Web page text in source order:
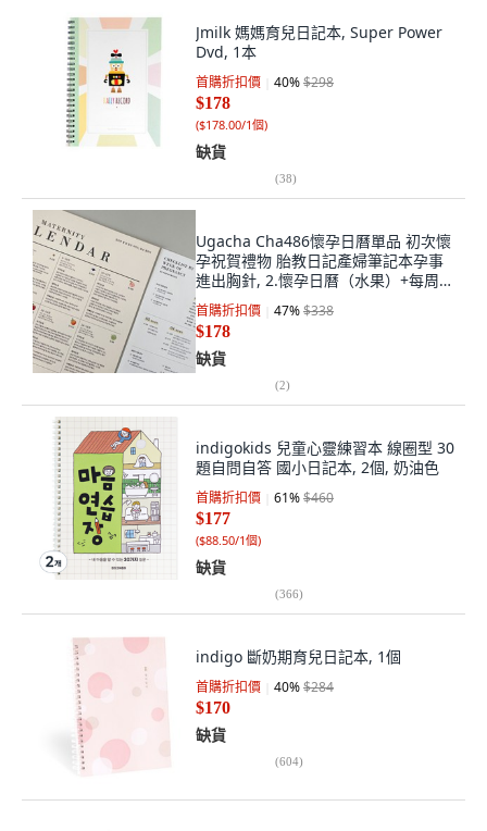
Jmilk 媽媽育兒日記本, Super Power
Dvd, 1本
首購折扣價 40%$298
$178
($178.00/1個)
缺貨
(38)
Ugacha Cha486懷孕日曆單品 初次懷
孕祝賀禮物 胎教日記產婦筆記本孕事
進出胸針, 2.懷孕日曆（水果）+每周清
單
首購折扣價 47%$338
$178
缺貨
(2)
indigokids 兒童心靈練習本 線圈型 30
題自問自答 國小日記本, 2個, 奶油色
首購折扣價 61%$460
$177
($88.50/1個)
缺貨
(366)
indigo 斷奶期育兒日記本, 1個
首購折扣價 40%$284
$170
缺貨
(604)